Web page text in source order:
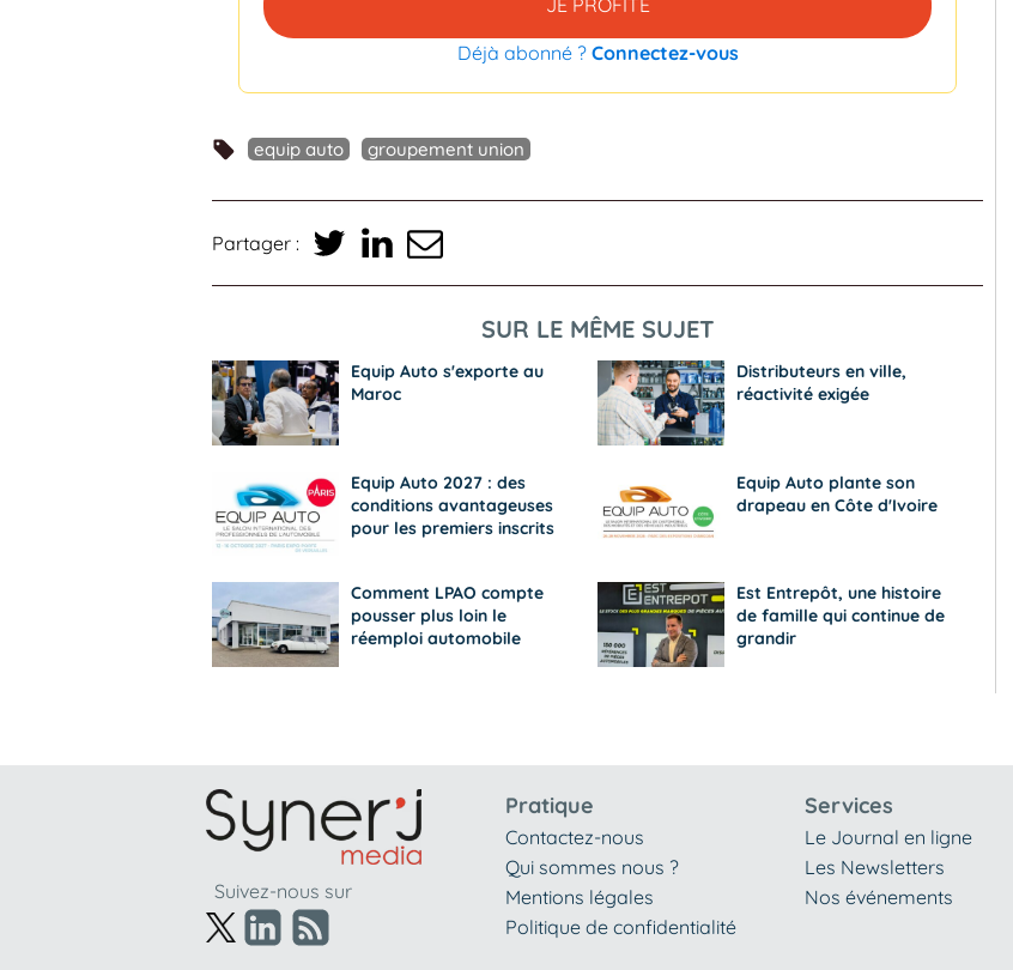
JE PROFITE
Déjà abonné ? Connectez-vous
equip auto groupement union
Partager :
SUR LE MÊME SUJET
Equip Auto s'exporte au
Maroc
Distributeurs en ville,
réactivité exigée
Equip Auto 2027 : des
conditions avantageuses
pour les premiers inscrits
Equip Auto plante son
drapeau en Côte d'Ivoire
Comment LPAO compte
pousser plus loin le
réemploi automobile
Est Entrepôt, une histoire
de famille qui continue de
grandir
Suivez-nous sur
Pratique
Contactez-nous
Qui sommes nous ?
Mentions légales
Politique de confidentialité
Services
Le Journal en ligne
Les Newsletters
Nos événements